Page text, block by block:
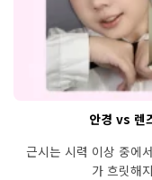
안경 vs 렌
근시는 시력 이상 중에
가 흐릿해